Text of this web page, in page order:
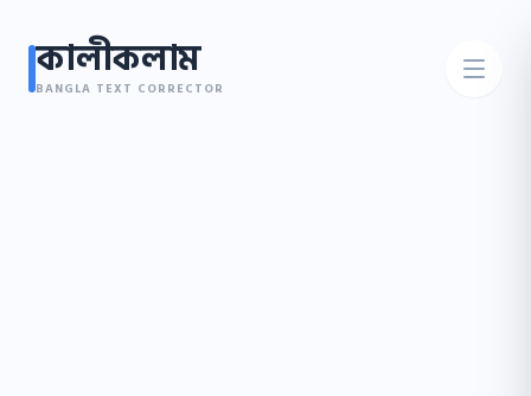
কালীকলাম
BANGLA TEXT CORRECTOR